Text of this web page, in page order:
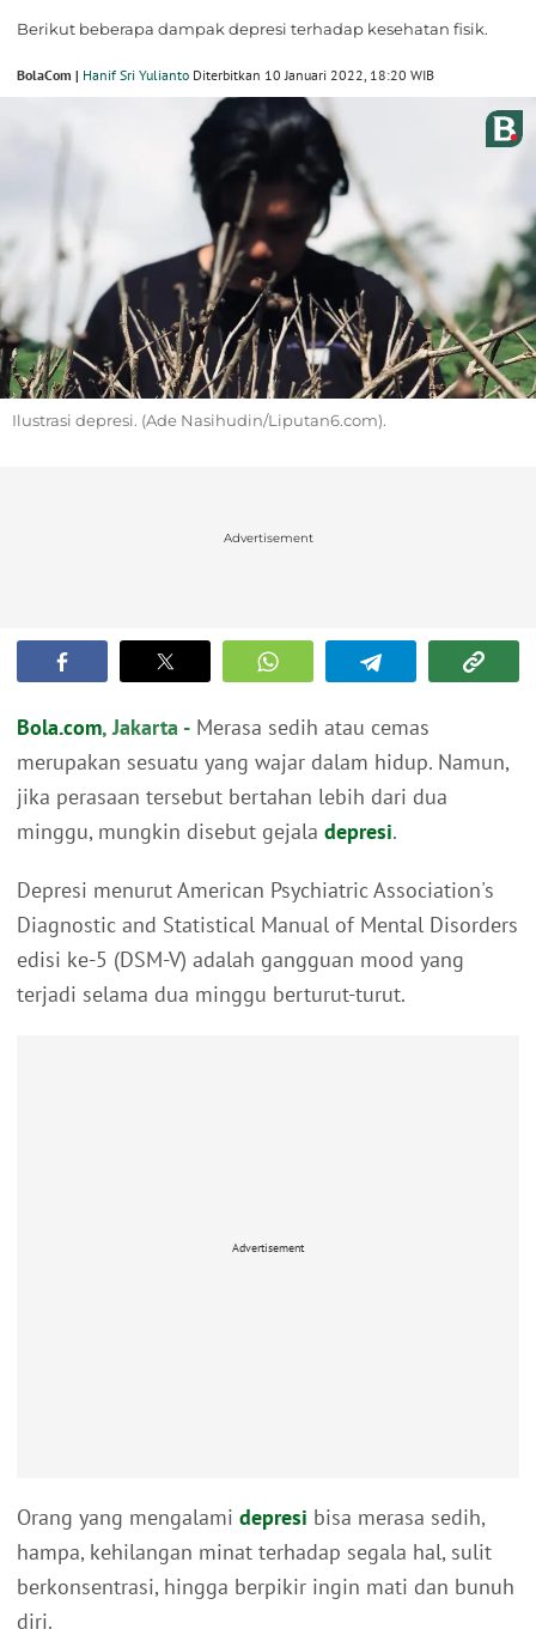
Berikut beberapa dampak depresi terhadap kesehatan fisik.
BolaCom | Hanif Sri Yulianto Diterbitkan 10 Januari 2022, 18:20 WIB
Ilustrasi depresi. (Ade Nasihudin/Liputan6.com).
Advertisement
Bola.com, Jakarta - Merasa sedih atau cemas
merupakan sesuatu yang wajar dalam hidup. Namun,
jika perasaan tersebut bertahan lebih dari dua
minggu, mungkin disebut gejala depresi.
Depresi menurut American Psychiatric Association's
Diagnostic and Statistical Manual of Mental Disorders
edisi ke-5 (DSM-V) adalah gangguan mood yang
terjadi selama dua minggu berturut-turut.
Advertisement
Orang yang mengalami depresi bisa merasa sedih,
hampa, kehilangan minat terhadap segala hal, sulit
berkonsentrasi, hingga berpikir ingin mati dan bunuh
diri.